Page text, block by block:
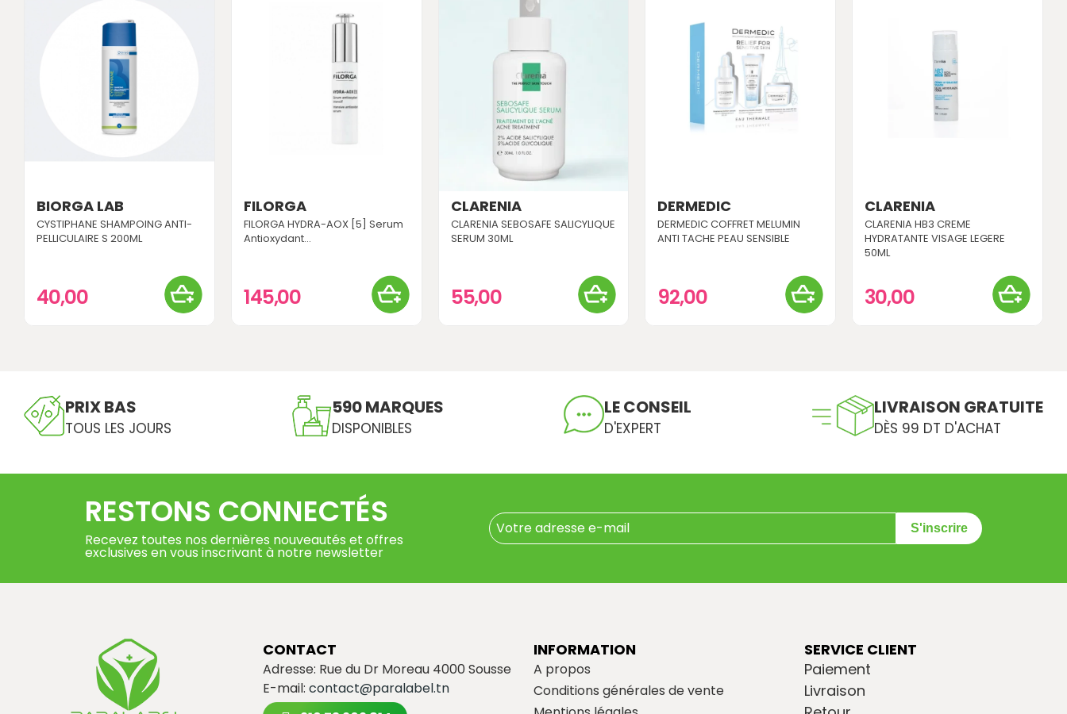
BIORGA LAB
CYSTIPHANE SHAMPOING ANTI-
PELLICULAIRE S 200ML
40,00
FILORGA
FILORGA HYDRA-AOX [5] Serum
Antioxydant...
145,00
CLARENIA
CLARENIA SEBOSAFE SALICYLIQUE
SERUM 30ML
55,00
DERMEDIC
DERMEDIC COFFRET MELUMIN
ANTI TACHE PEAU SENSIBLE
92,00
CLARENIA
CLARENIA HB3 CREME
HYDRATANTE VISAGE LEGERE
50ML
30,00
PRIX BAS
TOUS LES JOURS
590 MARQUES
DISPONIBLES
LE CONSEIL
D'EXPERT
LIVRAISON GRATUITE
DÈS 99 DT D'ACHAT
RESTONS CONNECTÉS
Recevez toutes nos dernières nouveautés et offres
exclusives en vous inscrivant à notre newsletter
S'inscrire
CONTACT
Adresse: Rue du Dr Moreau 4000 Sousse
E-mail: contact@paralabel.tn
INFORMATION
A propos
Conditions générales de vente
SERVICE CLIENT
Paiement
Livraison